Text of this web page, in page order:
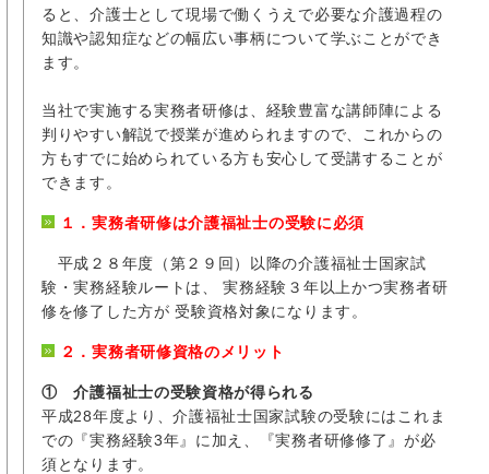
ると、介護士として現場で働くうえで必要な介護過程の
知識や認知症などの幅広い事柄について学ぶことができ
ます。
当社で実施する実務者研修は、経験豊富な講師陣による
判りやすい解説で授業が進められますので、これからの
方もすでに始められている方も安心して受講することが
できます。
１．実務者研修は介護福祉士の受験に必須
平成２８年度（第２９回）以降の介護福祉士国家試
験・実務経験ルートは、 実務経験３年以上かつ実務者研
修を修了した方が 受験資格対象になります。
２．実務者研修資格のメリット
① 介護福祉士の受験資格が得られる
平成28年度より、介護福祉士国家試験の受験にはこれま
での『実務経験3年』に加え、『実務者研修修了』が必
須となります。